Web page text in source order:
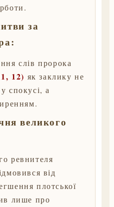
за
слів пророка
12) як заклику не
спокусі, а
великого
ревнителя
від
плотської
лише про